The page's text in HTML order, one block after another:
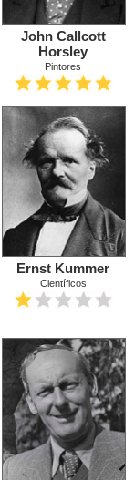
John Callcott
Horsley
Pintores
Ernst Kummer
Científicos